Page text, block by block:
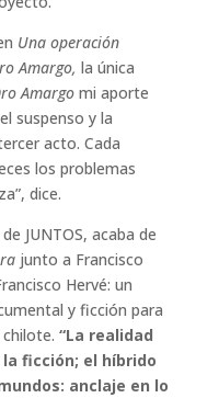
Una operación
Amargo, la única
Amargomi aporte
suspenso y la
acto. Cada
los problemas
dice.
JUNTOS, acaba de
junto a Francisco
Hervé: un
y ficción para
“La realidad
ficción; el híbrido
anclaje en lo